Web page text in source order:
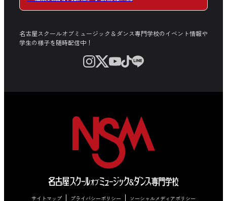
名古屋スクールオブミュージック＆ダンス専門学校のイベント情報や
学生の様子を随時配信中！
サイトマップ プライバシーポリシー ソーシャルメディアポリシー